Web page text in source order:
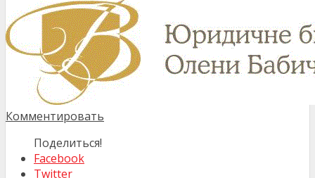
Комментировать
Поделиться!
Facebook
Twitter